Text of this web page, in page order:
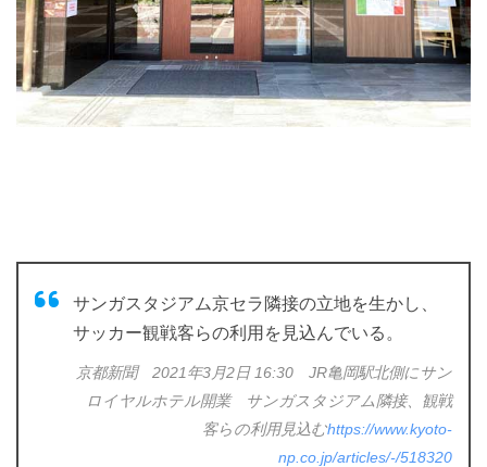
サンガスタジアム京セラ隣接の立地を生かし、
サッカー観戦客らの利用を見込んでいる。
京都新聞 2021年3月2日 16:30 JR亀岡駅北側にサン
ロイヤルホテル開業 サンガスタジアム隣接、観戦
客らの利用見込むhttps://www.kyoto-
np.co.jp/articles/-/518320